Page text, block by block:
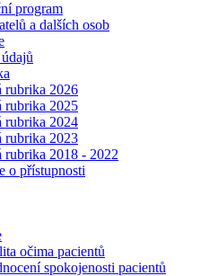
program
a dalších osob
rubrika 2026
rubrika 2025
rubrika 2024
rubrika 2023
rubrika 2018 - 2022
o přístupnosti
očima pacientů
spokojenosti pacientů